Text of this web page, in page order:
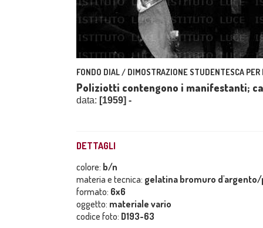
FONDO DIAL / DIMOSTRAZIONE STUDENTESCA
Poliziotti contengono i manifestanti;
data: [1959] -
DETTAGLI
colore: b/n
materia e tecnica: gelatina bromuro
formato: 6x6
oggetto: materiale vario
codice foto: D193-63